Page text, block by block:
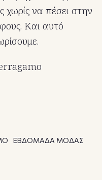
χωρίς να πέσει στην
Και αυτό
ΕΒΔΟΜΑΔΑ ΜΟΔΑΣ